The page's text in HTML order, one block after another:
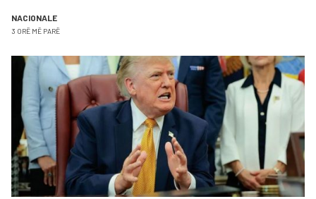
NACIONALE
3 ORË MË PARË